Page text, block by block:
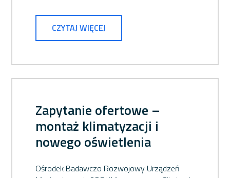
CZYTAJ WIĘCEJ
Zapytanie ofertowe –
montaż klimatyzacji i
nowego oświetlenia
Ośrodek Badawczo Rozwojowy Urządzeń